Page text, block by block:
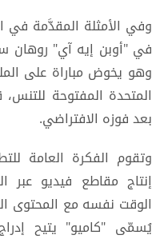
وفي الأمثلة المقدَّمة
في "أوبن إيه آي" روهان
وهو يخوض مباراة على
المتحدة المفتوحة
بعد فوزه الافتراضي.
وتقوم الفكرة العامة
إنتاج مقاطع فيديو عبر
الوقت نفسه مع المحتوى
يُسمّى "كاميو" يتيح